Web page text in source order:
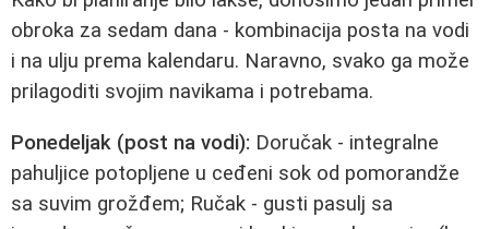
obroka za sedam dana - kombinacija posta na vodi
i na ulju prema kalendaru. Naravno, svako ga može
prilagoditi svojim navikama i potrebama.
Ponedeljak (post na vodi): Doručak - integralne
pahuljice potopljene u ceđeni sok od pomorandže
sa suvim grožđem; Ručak - gusti pasulj sa